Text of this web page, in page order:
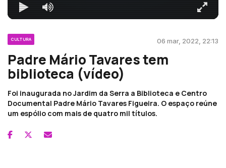
CULTURA 06 mar, 2022, 22:13
Padre Mário Tavares tem
biblioteca (vídeo)
Foi inaugurada no Jardim da Serra a Biblioteca e Centro
Documental Padre Mário Tavares Figueira. O espaço reúne
um espólio com mais de quatro mil títulos.